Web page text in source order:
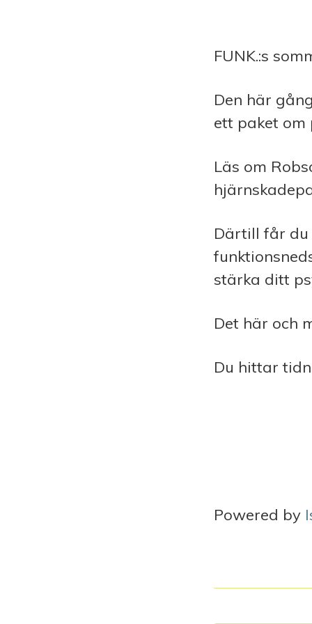
FUNK.:s
Den här
ett paket om
Läs om
Därtill får du
stärka ditt
Det här och
Du hittar
Powered by